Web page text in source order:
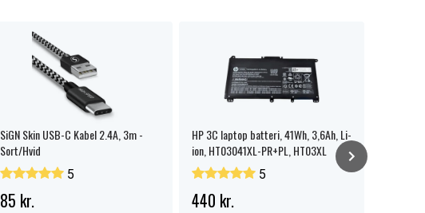
SiGN Skin USB-C Kabel 2.4A, 3m -
Sort/Hvid
5
85 kr.
HP 3C laptop batteri, 41Wh, 3,6Ah, Li-
ion, HT03041XL-PR+PL, HT03XL
5
440 kr.